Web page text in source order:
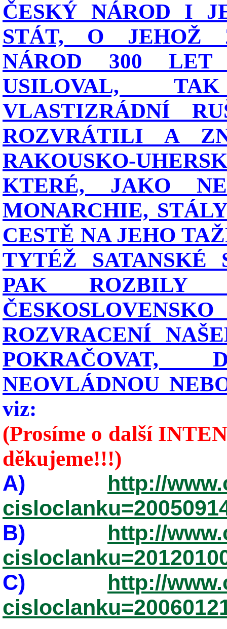
ČESKÝ NÁROD I
STÁT, O JEHOŽ
NÁROD 300 LET
USILOVAL,
VLASTIZRÁDNÍ
ROZVRÁTILI A
RAKOUSKO-
KTERÉ, JAKO
MONARCHIE,
CESTĚ NA JEHO
TYTÉŽ SATANSKÉ
PAK ROZBILY
ROZVRACENÍ
NEOVLÁDNOU
viz:
(Prosíme o další
děkujeme!!!)
A) http://
B) http://
C) http://